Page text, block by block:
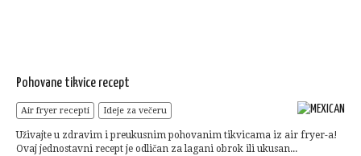
Pohovane tikvice recept
Air fryer recepti Ideje za večeru
Uživajte u zdravim i preukusnim pohovanim tikvicama iz air fryer-a!
Ovaj jednostavni recept je odličan za lagani obrok ili ukusan...